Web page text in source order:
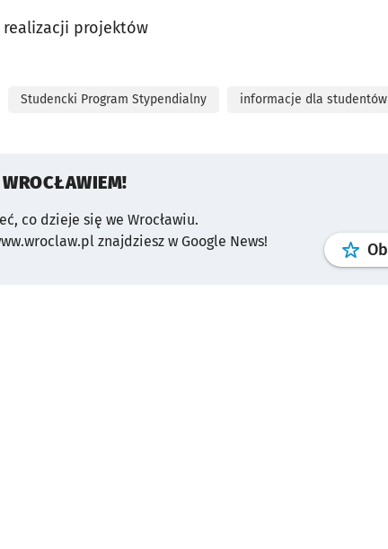
realizacji projektów
Studencki Program Stypendialny informacje dla studentów
co dzieje się we Wrocławiu.
znajdziesz w Google News!